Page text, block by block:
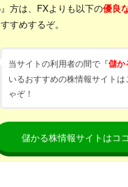
』方は、FXよりも以下の優良
すめするぞ。
当サイトの利用者の間で『儲か
いるおすすめの株情報サイト
ゃぞ！
儲かる株情報サイトはコ